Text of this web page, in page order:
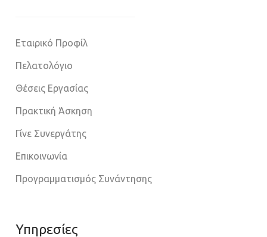
Εταιρικό Προφίλ
Πελατολόγιο
Θέσεις Εργασίας
Πρακτική Άσκηση
Γίνε Συνεργάτης
Επικοινωνία
Προγραμματισμός Συνάντησης
Υπηρεσίες